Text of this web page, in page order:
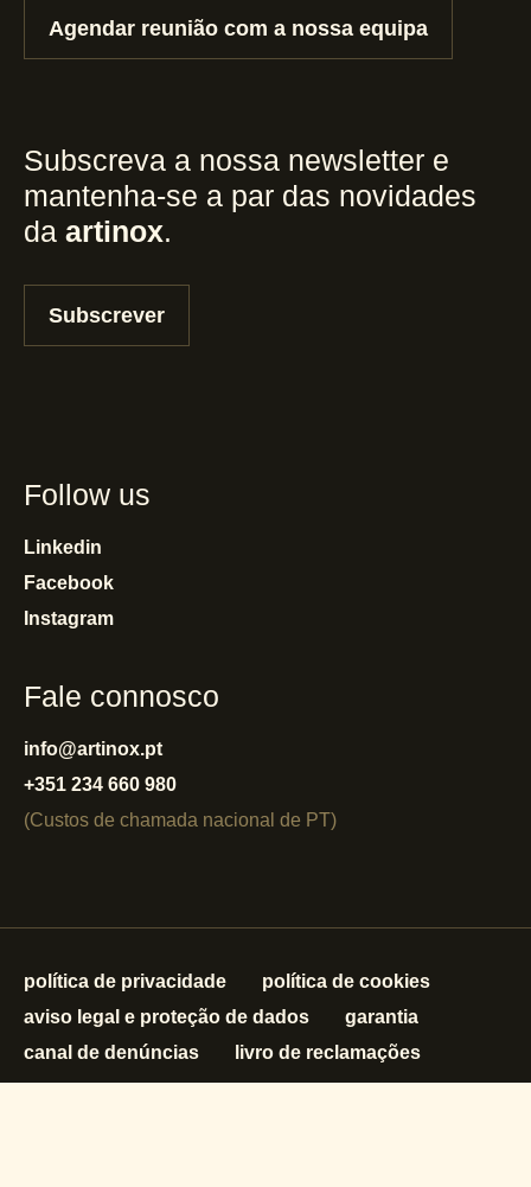
Agendar reunião com a nossa equipa
Subscreva a nossa newsletter e
mantenha-se a par das novidades
da artinox.
Subscrever
Follow us
Linkedin
Facebook
Instagram
Fale connosco
info@artinox.pt
+351 234 660 980
(Custos de chamada nacional de PT)
política de privacidade
política de cookies
aviso legal e proteção de dados
garantia
canal de denúncias
livro de reclamações